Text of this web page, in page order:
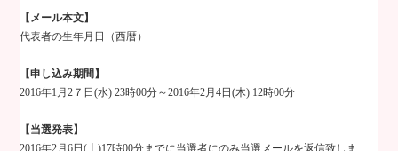
【メール本文】
代表者の生年月日（西暦）
【申し込み期間】
2016年1 月2７日(水) 23時00分～2016年2月4日(木) 12時00分
【当選発表】
2016年2月6日(土)17時00分までに当選者にのみ当選メールを返信致しま